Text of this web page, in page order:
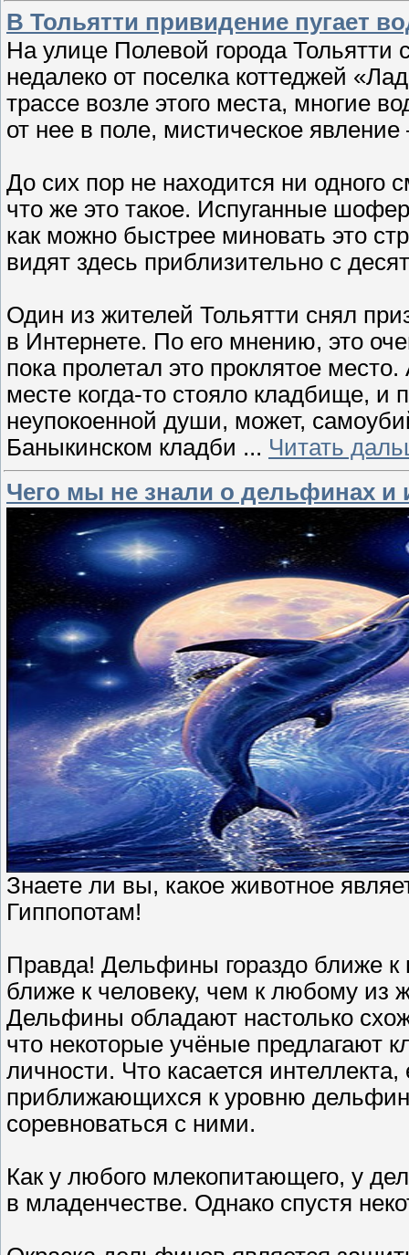
В Тольятти привидение пугает
На улице Полевой города Тольятти
недалеко от поселка коттеджей
трассе возле этого места, многие
от нее в поле, мистическое
До сих пор не находится ни одного
что же это такое. Испуганные
как можно быстрее миновать это
видят здесь приблизительно с
Один из жителей Тольятти снял
в Интернете. По его мнению, это
пока пролетал это проклятое
месте когда-то стояло кладбище, и
неупокоенной души, может,
Баныкинском кладби ... Читать
Чего мы не знали о дельфинах и
Знаете ли вы, какое животное
Гиппопотам!
Правда! Дельфины гораздо ближе к
ближе к человеку, чем к любому из
Дельфины обладают настолько
что некоторые учёные предлагают
личности. Что касается
приближающихся к уровню
соревноваться с ними.
Как у любого млекопитающего, у
в младенчестве. Однако спустя